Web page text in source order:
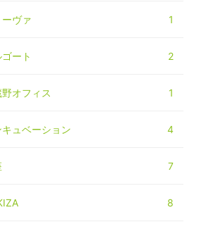
ーヴァ 1
ート 2
オフィス 1
キュベーション 4
7
8